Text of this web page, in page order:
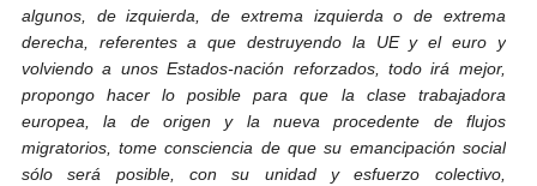
algunos, de izquierda, de extrema izquierda o de extrema
derecha, referentes a que destruyendo la UE y el euro y
volviendo a unos Estados-nación reforzados, todo irá mejor,
propongo hacer lo posible para que la clase trabajadora
europea, la de origen y la nueva procedente de flujos
migratorios, tome consciencia de que su emancipación social
sólo será posible, con su unidad y esfuerzo colectivo,